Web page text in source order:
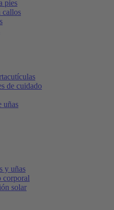
pies
callos
de cuidado
uñas
y uñas
corporal
solar